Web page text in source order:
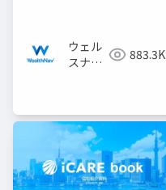
ウェル
スナビ
883.3K